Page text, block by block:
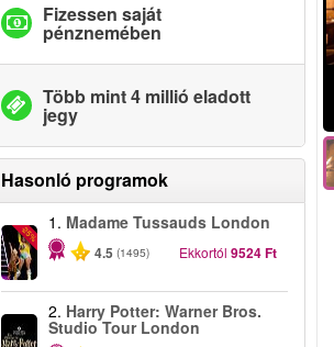
Fizessen saját
pénznemében
Több mint 4 millió eladott
jegy
Hasonló programok
-25%
1. Madame Tussauds London
4.5 (1495) Ekkortól 9524 Ft
2. Harry Potter: Warner Bros.
Studio Tour London